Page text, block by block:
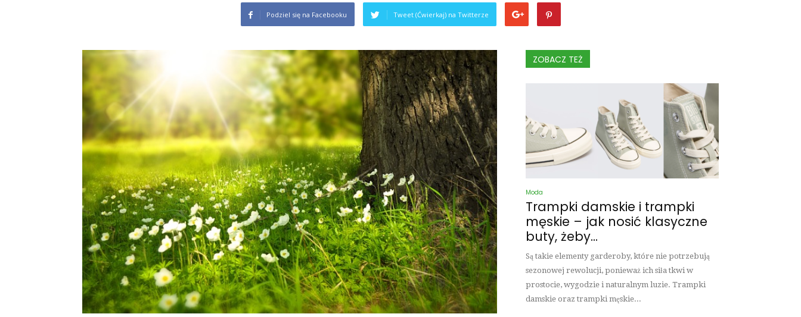
Podziel się na Facebooku Tweet (Ćwierkaj) na Twitterze
ZOBACZ TEŻ
Moda
Trampki damskie i trampki
męskie – jak nosić klasyczne
buty, żeby...
Są takie elementy garderoby, które nie potrzebują
sezonowej rewolucji, ponieważ ich siła tkwi w
prostocie, wygodzie i naturalnym luzie. Trampki
damskie oraz trampki męskie...